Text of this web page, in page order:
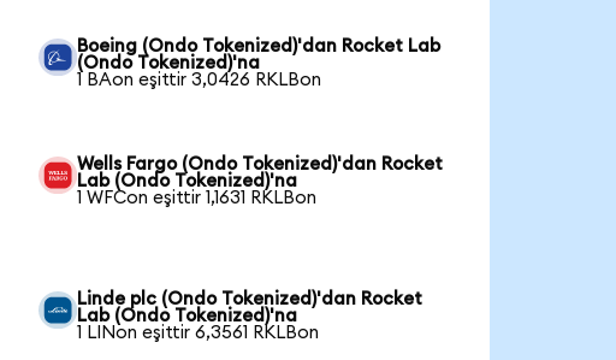
Boeing (Ondo Tokenized)'dan Rocket Lab
(Ondo Tokenized)'na
1 BAon eşittir 3,0426 RKLBon
Wells Fargo (Ondo Tokenized)'dan Rocket
Lab (Ondo Tokenized)'na
1 WFCon eşittir 1,1631 RKLBon
Linde plc (Ondo Tokenized)'dan Rocket
Lab (Ondo Tokenized)'na
1 LINon eşittir 6,3561 RKLBon